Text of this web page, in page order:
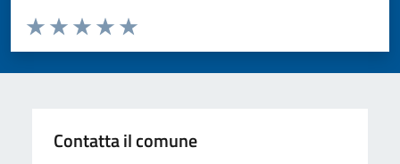
Valuta da 1 a 5 stelle la pagina
Valuta 5 stelle su 5
Valuta 4 stelle su 5
Valuta 3 stelle su 5
Valuta 2 stelle su 5
Valuta 1 stelle su 5
Contatta il comune